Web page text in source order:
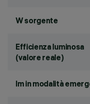
W sorgente
Efficienza luminosa
(valore reale)
lm in modalità